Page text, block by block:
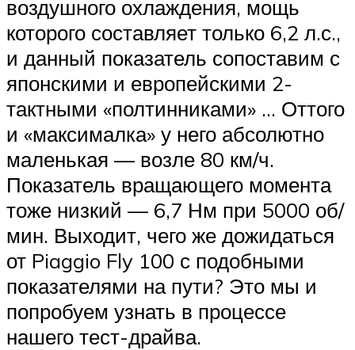
воздушного охлаждения, мощь
которого составляет только 6,2 л.с.,
и данный показатель сопоставим с
японскими и европейскими 2-
тактными «полтинниками» … Оттого
и «максималка» у него абсолютно
маленькая — возле 80 км/ч.
Показатель вращающего момента
тоже низкий — 6,7 Нм при 5000 об/
мин. Выходит, чего же дожидаться
от Piaggio Fly 100 с подобными
показателями на пути? Это мы и
попробуем узнать в процессе
нашего тест-драйва.